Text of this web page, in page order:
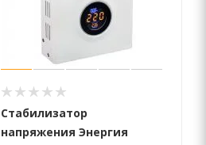
Стабилизатор
напряжения Энергия